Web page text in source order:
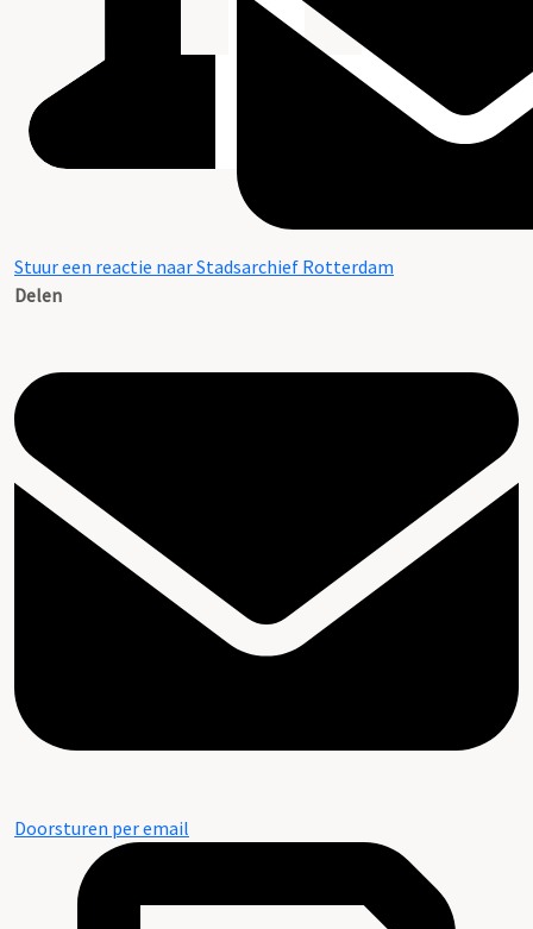
Stuur een reactie naar Stadsarchief Rotterdam
Delen
Doorsturen per email